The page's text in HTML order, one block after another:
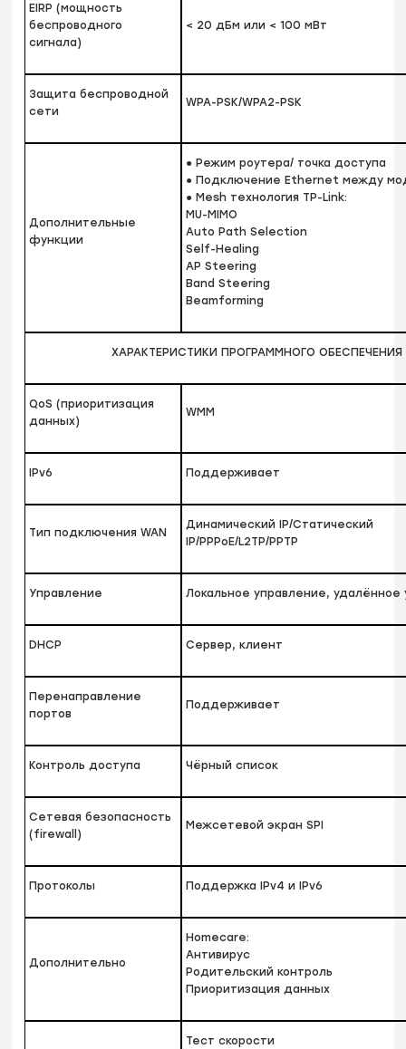
EIRP (мощность
беспроводного
сигнала)
< 20 дБм или < 100 мВт
Защита беспроводной
сети
WPA-PSK/WPA2-PSK
Дополнительные
функции
● Режим роутера/ точка доступа
● Подключение Ethernet между
● Mesh технология TP-Link:
MU-MIMO
Auto Path Selection
Self-Healing
AP Steering
Band Steering
Beamforming
ХАРАКТЕРИСТИКИ ПРОГРАММНОГО ОБЕСПЕЧЕНИЯ
QoS (приоритизация
данных)
WMM
IPv6 Поддерживает
Тип подключения WAN
Динамический IP/Статический
IP/PPPoE/L2TP/PPTP
Управление Локальное управление, удалённое
DHCP Сервер, клиент
Перенаправление
портов
Поддерживает
Контроль доступа Чёрный список
Сетевая безопасность
(firewall)
Межсетевой экран SPI
Протоколы Поддержка IPv4 и IPv6
Дополнительно
Homecare:
Антивирус
Родительский контроль
Приоритизация данных
Тест скорости